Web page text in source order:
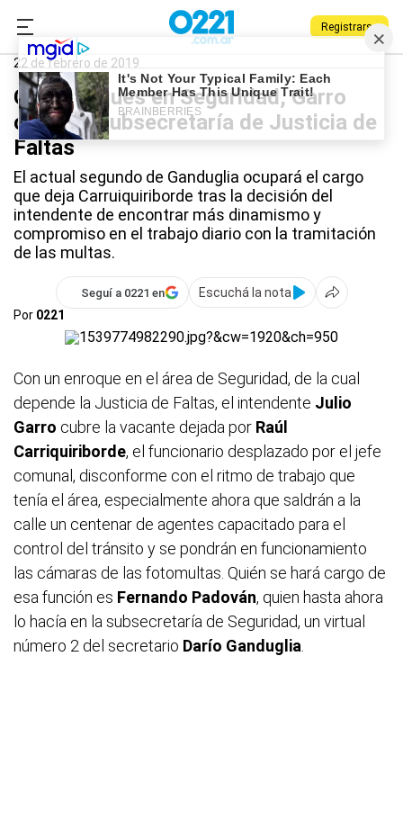
Registrarse
0221.com.ar
Gabinete municipal
22 de febrero de 2019
Con retoques en Seguridad, Garro
cubre la Subsecretaría de Justicia de
Faltas
El actual segundo de Ganduglia ocupará el cargo
que deja Carruiquiriborde tras la decisión del
intendente de encontrar más dinamismo y
compromiso en el trabajo diario con la tramitación
de las multas.
Seguí a 0221 en
Escuchá la nota
Por 0221
Con un enroque en el área de Seguridad, de la cual
depende la Justicia de Faltas, el intendente Julio
Garro cubre la vacante dejada por Raúl
Carriquiriborde, el funcionario desplazado por el jefe
comunal, disconforme con el ritmo de trabajo que
tenía el área, especialmente ahora que saldrán a la
calle un centenar de agentes capacitado para el
control del tránsito y se pondrán en funcionamiento
las cámaras de las fotomultas. Quién se hará cargo de
esa función es Fernando Padován, quien hasta ahora
lo hacía en la subsecretaría de Seguridad, un virtual
número 2 del secretario Darío Ganduglia